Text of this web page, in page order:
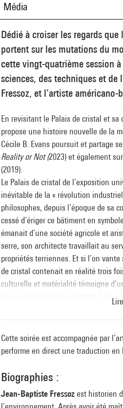
Média
Dédié à croiser les regards
portent sur les mutations du
cette vingt-quatrième session
sciences, des techniques et de
Fressoz, et l’artiste américano-
En revisitant le Palais de cristal et
propose une histoire nouvelle de la
Cécile B. Evans poursuit et partage
Reality or Not (2023) et également sur
(2019).
Le Palais de cristal de l’exposition
inévitable de la « révolution
philosophes, depuis l’époque de sa
cessé d’ériger ce bâtiment en
émanait d’une société agricole et
serre, son architecte travaillait au
propriétés terriennes. Et si l’on
de cristal contenait en réalité trois
culturelle et matérialité témoigne
pas un passage d’un système à un
sa destruction finale, Jean-Baptiste
modernité industrielle au 19 et 20
Cette soirée est accompagnée par
performe en direct une traduction en
Biographies :
Jean-Baptiste Fressozest historien